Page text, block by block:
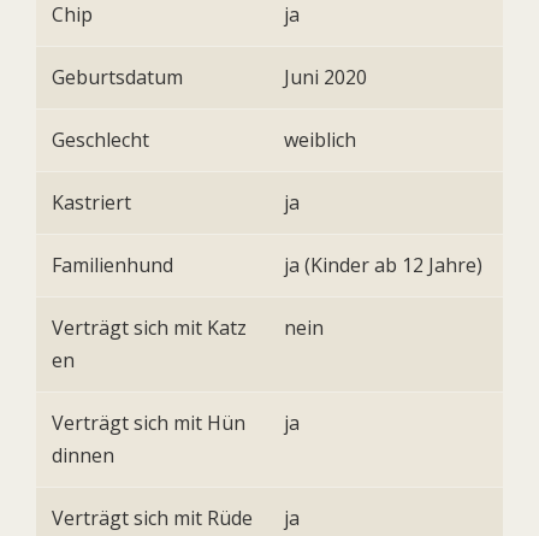
Chip ja
Geburtsdatum Juni 2020
Geschlecht weiblich
Kastriert ja
Familienhund ja (Kinder ab 12 Jahre)
Verträgt sich mit Katz
en
nein
Verträgt sich mit Hün
dinnen
ja
Verträgt sich mit Rüde
ja